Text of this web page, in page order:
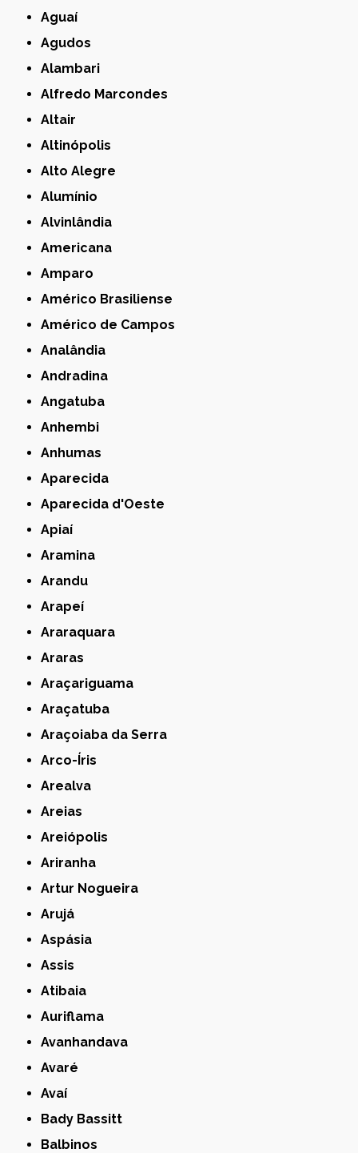
Aguaí
Agudos
Alambari
Alfredo Marcondes
Altair
Altinópolis
Alto Alegre
Alumínio
Alvinlândia
Americana
Amparo
Américo Brasiliense
Américo de Campos
Analândia
Andradina
Angatuba
Anhembi
Anhumas
Aparecida
Aparecida d'Oeste
Apiaí
Aramina
Arandu
Arapeí
Araraquara
Araras
Araçariguama
Araçatuba
Araçoiaba da Serra
Arco-Íris
Arealva
Areias
Areiópolis
Ariranha
Artur Nogueira
Arujá
Aspásia
Assis
Atibaia
Auriflama
Avanhandava
Avaré
Avaí
Bady Bassitt
Balbinos